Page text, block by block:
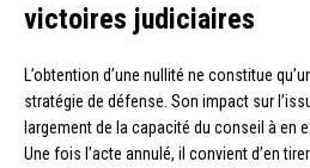
victoires judiciaires
L’obtention d’une nullité ne constitue
stratégie de défense. Son impact sur
largement de la capacité du conseil à en
Une fois l’acte annulé, il convient d’en